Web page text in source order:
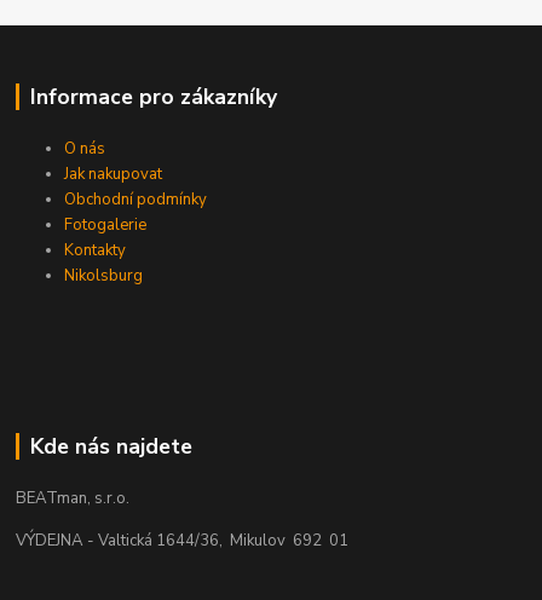
Informace pro zákazníky
O nás
Jak nakupovat
Obchodní podmínky
Fotogalerie
Kontakty
Nikolsburg
Kde nás najdete
BEATman, s.r.o.
VÝDEJNA - Valtická 1644/36, Mikulov 692 01